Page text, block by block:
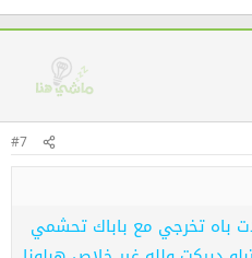
#7
باه تخرجي مع باباك تحشمي